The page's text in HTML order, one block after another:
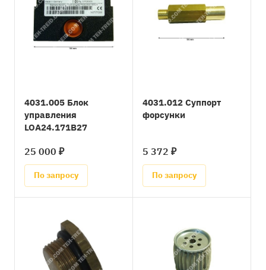
4031.005 Блок
управления
LOA24.171B27
25 000 ₽
По запросу
4031.012 Суппорт
форсунки
5 372 ₽
По запросу